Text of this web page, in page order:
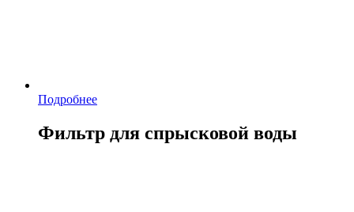
Подробнее
Фильтр для спрысковой воды